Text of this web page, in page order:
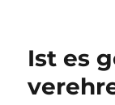
Ist es